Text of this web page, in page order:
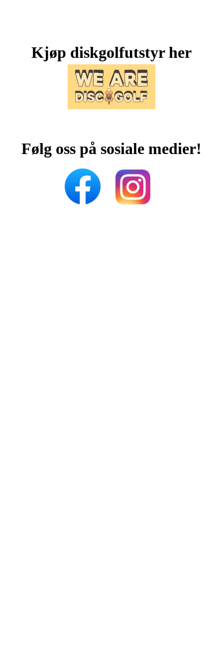
Kjøp diskgolfutstyr her
Følg oss på sosiale medier!